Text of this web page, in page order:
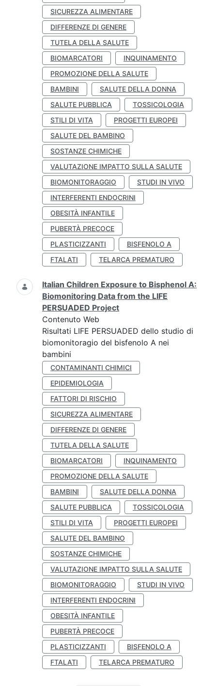
SICUREZZA ALIMENTARE
DIFFERENZE DI GENERE
TUTELA DELLA SALUTE
BIOMARCATORI
INQUINAMENTO
PROMOZIONE DELLA SALUTE
BAMBINI
SALUTE DELLA DONNA
SALUTE PUBBLICA
TOSSICOLOGIA
STILI DI VITA
PROGETTI EUROPEI
SALUTE DEL BAMBINO
SOSTANZE CHIMICHE
VALUTAZIONE IMPATTO SULLA SALUTE
BIOMONITORAGGIO
STUDI IN VIVO
INTERFERENTI ENDOCRINI
OBESITÀ INFANTILE
PUBERTÀ PRECOCE
PLASTICIZZANTI
BISFENOLO A
FTALATI
TELARCA PREMATURO
Italian Children Exposure to Bisphenol A:
Biomonitoring Data from the LIFE
PERSUADED Project
Contenuto Web
Risultati LIFE PERSUADED dello studio di
biomonitoragio del bisfenolo A nei
bambini
CONTAMINANTI CHIMICI
EPIDEMIOLOGIA
FATTORI DI RISCHIO
SICUREZZA ALIMENTARE
DIFFERENZE DI GENERE
TUTELA DELLA SALUTE
BIOMARCATORI
INQUINAMENTO
PROMOZIONE DELLA SALUTE
BAMBINI
SALUTE DELLA DONNA
SALUTE PUBBLICA
TOSSICOLOGIA
STILI DI VITA
PROGETTI EUROPEI
SALUTE DEL BAMBINO
SOSTANZE CHIMICHE
VALUTAZIONE IMPATTO SULLA SALUTE
BIOMONITORAGGIO
STUDI IN VIVO
INTERFERENTI ENDOCRINI
OBESITÀ INFANTILE
PUBERTÀ PRECOCE
PLASTICIZZANTI
BISFENOLO A
FTALATI
TELARCA PREMATURO